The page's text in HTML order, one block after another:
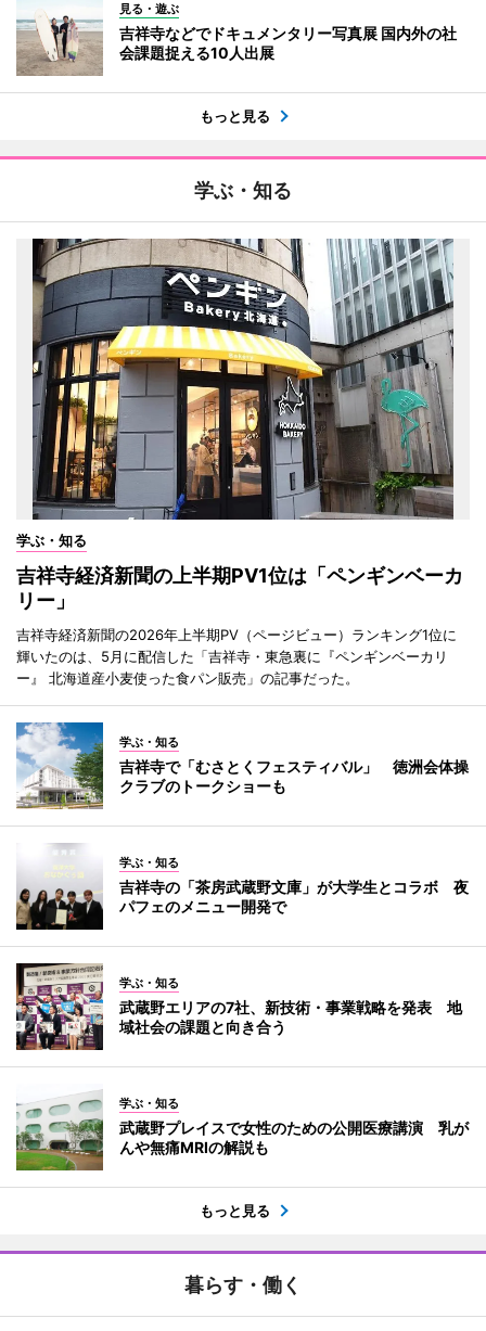
見る・遊ぶ
吉祥寺などでドキュメンタリー写真展 国内外の社
会課題捉える10人出展
もっと見る
学ぶ・知る
学ぶ・知る
吉祥寺経済新聞の上半期PV1位は「ペンギンベーカ
リー」
吉祥寺経済新聞の2026年上半期PV（ページビュー）ランキング1位に
輝いたのは、5月に配信した「吉祥寺・東急裏に『ペンギンベーカリ
ー』 北海道産小麦使った食パン販売」の記事だった。
学ぶ・知る
吉祥寺で「むさとくフェスティバル」 徳洲会体操
クラブのトークショーも
学ぶ・知る
吉祥寺の「茶房武蔵野文庫」が大学生とコラボ 夜
パフェのメニュー開発で
学ぶ・知る
武蔵野エリアの7社、新技術・事業戦略を発表 地
域社会の課題と向き合う
学ぶ・知る
武蔵野プレイスで女性のための公開医療講演 乳が
んや無痛MRIの解説も
もっと見る
暮らす・働く